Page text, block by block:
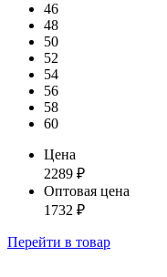
46
48
50
52
54
56
58
60
Цена
2289 ₽
Оптовая цена
1732 ₽
Перейти в товар